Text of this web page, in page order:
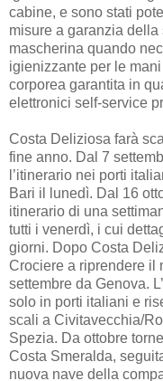
cabine, e sono stati
misure a garanzia della
mascherina quando
igienizzante per le
corporea garantita in
elettronici self-service
Costa Deliziosa farà
fine anno. Dal 7
l’itinerario nei porti
Bari il lunedì. Dal 16
itinerario di una
tutti i venerdì, i cui
giorni. Dopo Costa
Crociere a riprendere il
settembre da Genova.
solo in porti italiani e
scali a Civitavecchia/
Spezia. Da ottobre
Costa Smeralda,
nuova nave della